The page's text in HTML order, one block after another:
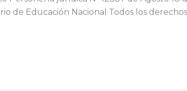
de Educación Nacional Todos los